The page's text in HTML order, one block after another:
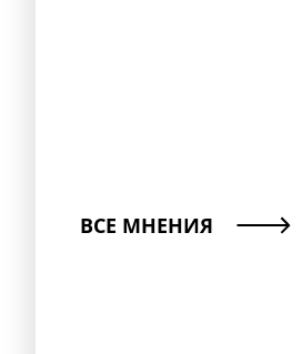
ВСЕ МНЕНИЯ